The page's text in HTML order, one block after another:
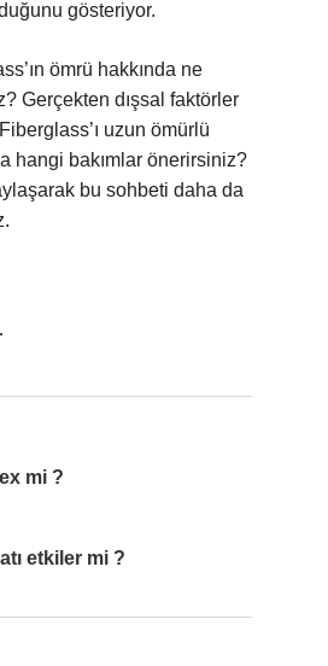
gösteriyor.
ömrü hakkında ne
Gerçekten dışsal faktörler
uzun ömürlü
hangi bakımlar önerirsiniz?
bu sohbeti daha da
mi ?
etkiler mi ?